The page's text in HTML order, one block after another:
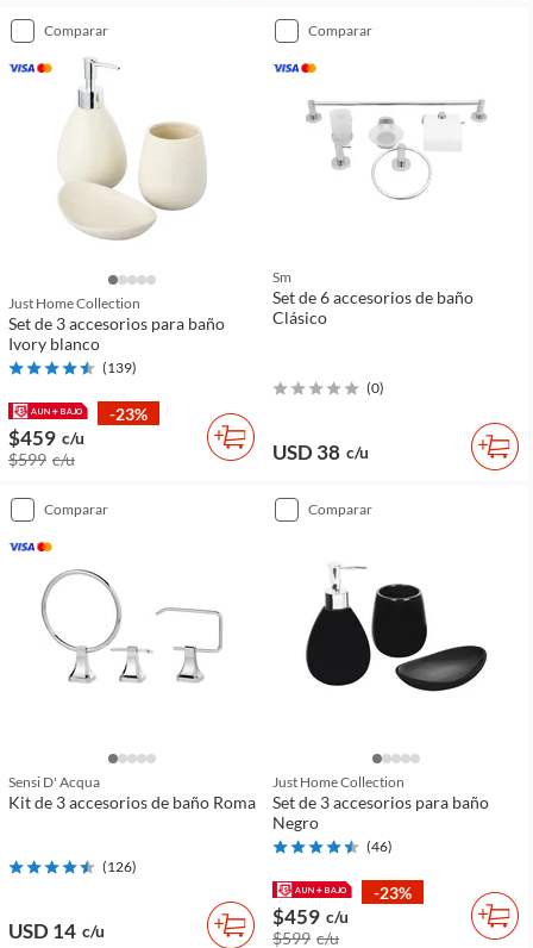
comparar
Just Home Collection
Set de 3 accesorios para baño
Ivory blanco
(139)
-23%
$459 c/u
$599 c/u
comparar
Sm
Set de 6 accesorios de baño
Clásico
(0)
USD 38 c/u
comparar
Sensi D' Acqua
Kit de 3 accesorios de baño Roma
(126)
USD 14 c/u
comparar
Just Home Collection
Set de 3 accesorios para baño
Negro
(46)
-23%
$459 c/u
$599 c/u